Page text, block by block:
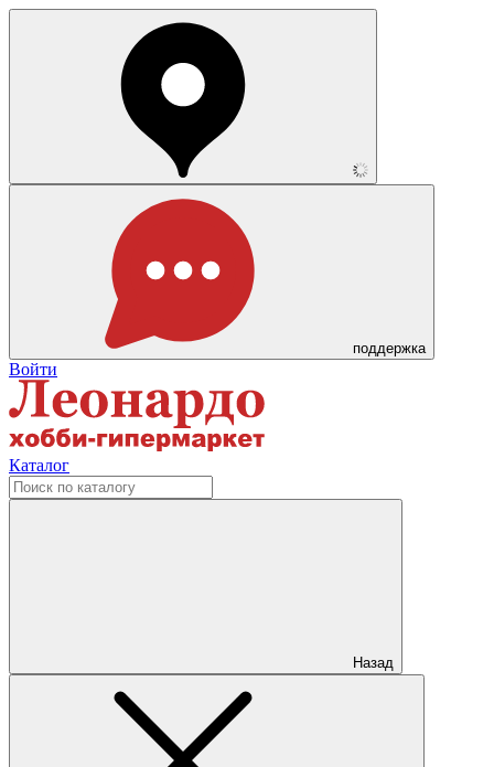
поддержка
Войти
Каталог
Назад